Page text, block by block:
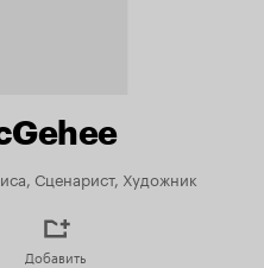
Сценарист, Художник
Добавить